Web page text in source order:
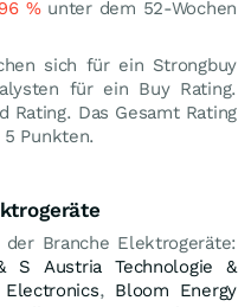
%unter dem 52-Wochen
sich für ein Strongbuy
für ein Buy Rating.
Das Gesamt Rating
Punkten.
Branche Elektrogeräte:
S Austria Technologie &
, Bloom Energy